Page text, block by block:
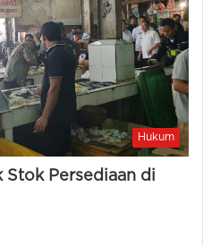
Hukum
Stok Persediaan di